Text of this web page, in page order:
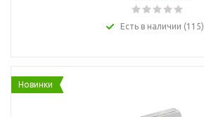
Есть в наличии (115)
Новинки